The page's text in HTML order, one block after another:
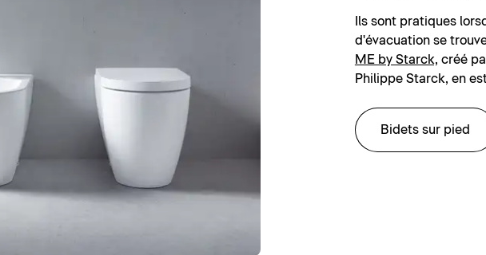
Ils sont pratiques
d'évacuation se
ME by Starck, créé
Philippe Starck, en
Bidets sur pied